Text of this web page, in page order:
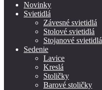
Novinky
Svietidlá
Závesné svietidlá
Stolové svietidlá
Stojanové svietidlá
Sedenie
Lavice
Kreslá
Stoličky
Barové stoličky